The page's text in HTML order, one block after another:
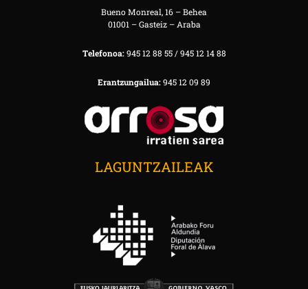
Bueno Monreal, 16 – Behea
01001 – Gasteiz – Araba
Telefonoa:945 12 88 55 / 945 12 14 88
Erantzungailua:945 12 09 89
LAGUNTZAILEAK